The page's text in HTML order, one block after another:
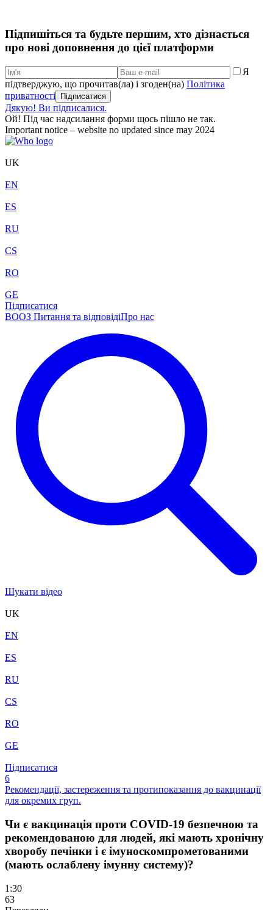
Підпишіться та будьте першим, хто дізнається
про нові доповнення до цієї платформи
Я
підтверджую, що прочитав(ла) і згоден(на) Політика
приватності
Дякую! Ви підписалися.
Ой! Під час надсилання форми щось пішло не так.
Important notice – website no updated since may 2024
UK
EN
ES
RU
CS
RO
GE
Підписатися
ВООЗ Питання та відповідіПро нас
Шукати відео
UK
EN
ES
RU
CS
RO
GE
Підписатися
6
Рекомендації, застереження та протипоказання до вакцинації
для окремих груп.
Чи є вакцинація проти COVID-19 безпечною та
рекомендованою для людей, які мають хронічну
хворобу печінки і є імуноскомпрометованими
(мають ослаблену імунну систему)?
1:30
63